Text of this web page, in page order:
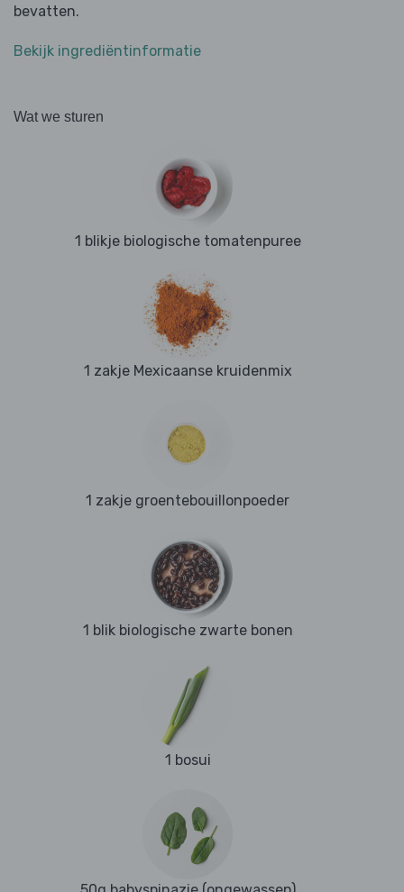
bevatten.
Bekijk ingrediëntinformatie
Wat we sturen
1 blikje biologische tomatenpuree
1 zakje Mexicaanse kruidenmix
1 zakje groentebouillonpoeder
1 blik biologische zwarte bonen
1 bosui